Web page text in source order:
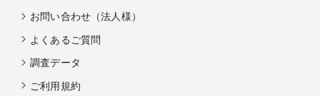
お問い合わせ（法人様）
よくあるご質問
調査データ
ご利用規約